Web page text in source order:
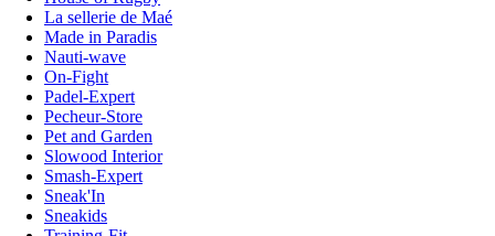
La sellerie de Maé
Made in Paradis
Nauti-wave
On-Fight
Padel-Expert
Pecheur-Store
Pet and Garden
Slowood Interior
Smash-Expert
Sneak'In
Sneakids